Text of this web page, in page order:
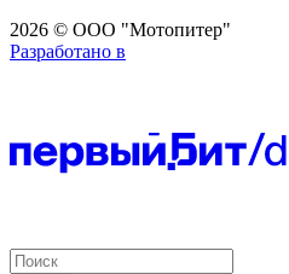
2026 © ООО "Мотопитер"
Разработано в